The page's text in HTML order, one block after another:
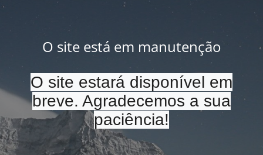
O site está em manutenção
O site estará disponível em
breve. Agradecemos a sua
paciência!